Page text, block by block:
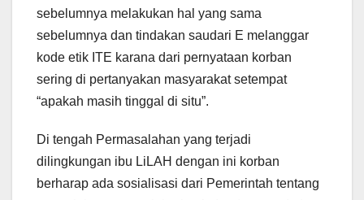
sebelumnya melakukan hal yang sama
sebelumnya dan tindakan saudari E melanggar
kode etik ITE karana dari pernyataan korban
sering di pertanyakan masyarakat setempat
“apakah masih tinggal di situ”.
Di tengah Permasalahan yang terjadi
dilingkungan ibu LiLAH dengan ini korban
berharap ada sosialisasi dari Pemerintah tentang